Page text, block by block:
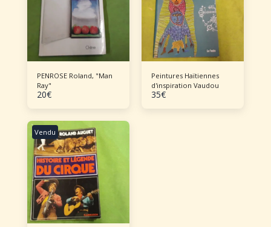
PENROSE Roland, "Man
Ray"
20€
Peintures Haïtiennes
d'inspiration Vaudou
35€
Vendu